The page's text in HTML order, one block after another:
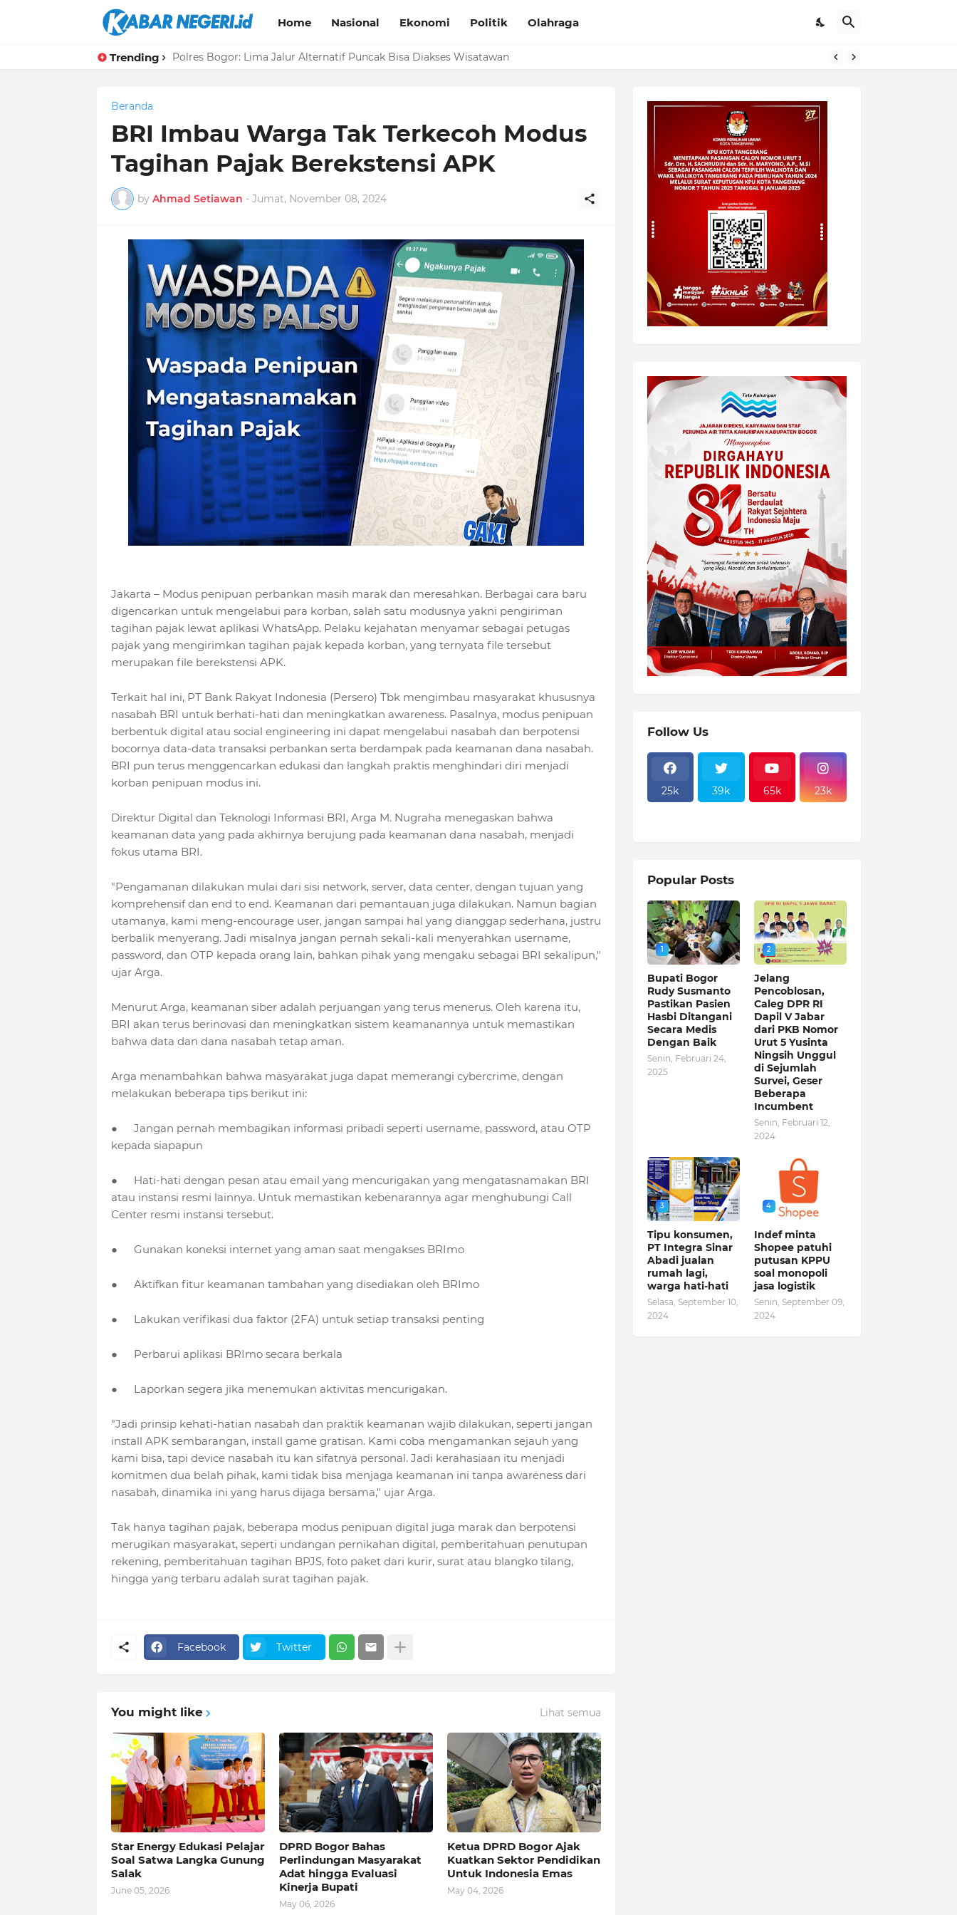
Home Nasional Ekonomi Politik Olahraga
Trending Polres Bogor: Lima Jalur Alternatif Puncak Bisa Diakses Wisatawan
Beranda
BRI Imbau Warga Tak Terkecoh Modus
Tagihan Pajak Berekstensi APK
by Ahmad Setiawan - Jumat, November 08, 2024
Jakarta – Modus penipuan perbankan masih marak dan meresahkan. Berbagai cara baru
digencarkan untuk mengelabui para korban, salah satu modusnya yakni pengiriman
tagihan pajak lewat aplikasi WhatsApp. Pelaku kejahatan menyamar sebagai petugas
pajak yang mengirimkan tagihan pajak kepada korban, yang ternyata file tersebut
merupakan file berekstensi APK.
Terkait hal ini, PT Bank Rakyat Indonesia (Persero) Tbk mengimbau masyarakat khususnya
nasabah BRI untuk berhati-hati dan meningkatkan awareness. Pasalnya, modus penipuan
berbentuk digital atau social engineering ini dapat mengelabui nasabah dan berpotensi
bocornya data-data transaksi perbankan serta berdampak pada keamanan dana nasabah.
BRI pun terus menggencarkan edukasi dan langkah praktis menghindari diri menjadi
korban penipuan modus ini.
Direktur Digital dan Teknologi Informasi BRI, Arga M. Nugraha menegaskan bahwa
keamanan data yang pada akhirnya berujung pada keamanan dana nasabah, menjadi
fokus utama BRI.
"Pengamanan dilakukan mulai dari sisi network, server, data center, dengan tujuan yang
komprehensif dan end to end. Keamanan dari pemantauan juga dilakukan. Namun bagian
utamanya, kami meng-encourage user, jangan sampai hal yang dianggap sederhana, justru
berbalik menyerang. Jadi misalnya jangan pernah sekali-kali menyerahkan username,
password, dan OTP kepada orang lain, bahkan pihak yang mengaku sebagai BRI sekalipun,"
ujar Arga.
Menurut Arga, keamanan siber adalah perjuangan yang terus menerus. Oleh karena itu,
BRI akan terus berinovasi dan meningkatkan sistem keamanannya untuk memastikan
bahwa data dan dana nasabah tetap aman.
Arga menambahkan bahwa masyarakat juga dapat memerangi cybercrime, dengan
melakukan beberapa tips berikut ini:
●
Jangan pernah membagikan informasi pribadi seperti username, password, atau OTP
kepada siapapun
●
Hati-hati dengan pesan atau email yang mencurigakan yang mengatasnamakan BRI
atau instansi resmi lainnya. Untuk memastikan kebenarannya agar menghubungi Call
Center resmi instansi tersebut.
● Gunakan koneksi internet yang aman saat mengakses BRImo
● Aktifkan fitur keamanan tambahan yang disediakan oleh BRImo
● Lakukan verifikasi dua faktor (2FA) untuk setiap transaksi penting
● Perbarui aplikasi BRImo secara berkala
● Laporkan segera jika menemukan aktivitas mencurigakan.
"Jadi prinsip kehati-hatian nasabah dan praktik keamanan wajib dilakukan, seperti jangan
install APK sembarangan, install game gratisan. Kami coba mengamankan sejauh yang
kami bisa, tapi device nasabah itu kan sifatnya personal. Jadi kerahasiaan itu menjadi
komitmen dua belah pihak, kami tidak bisa menjaga keamanan ini tanpa awareness dari
nasabah, dinamika ini yang harus dijaga bersama," ujar Arga.
Tak hanya tagihan pajak, beberapa modus penipuan digital juga marak dan berpotensi
merugikan masyarakat, seperti undangan pernikahan digital, pemberitahuan penutupan
rekening, pemberitahuan tagihan BPJS, foto paket dari kurir, surat atau blangko tilang,
hingga yang terbaru adalah surat tagihan pajak.
Facebook Twitter
You might like Lihat semua
Star Energy Edukasi Pelajar
Soal Satwa Langka Gunung
Salak
June 05, 2026
DPRD Bogor Bahas
Perlindungan Masyarakat
Adat hingga Evaluasi
Kinerja Bupati
May 06, 2026
Ketua DPRD Bogor Ajak
Kuatkan Sektor Pendidikan
Untuk Indonesia Emas
May 04, 2026
Follow Us
25k 39k 65k 23k
Popular Posts
1
Bupati Bogor
Rudy Susmanto
Pastikan Pasien
Hasbi Ditangani
Secara Medis
Dengan Baik
Senin, Februari 24,
2025
2
Jelang
Pencoblosan,
Caleg DPR RI
Dapil V Jabar
dari PKB Nomor
Urut 5 Yusinta
Ningsih Unggul
di Sejumlah
Survei, Geser
Beberapa
Incumbent
Senin, Februari 12,
2024
3
Tipu konsumen,
PT Integra Sinar
Abadi jualan
rumah lagi,
warga hati-hati
Selasa, September 10,
2024
4
Indef minta
Shopee patuhi
putusan KPPU
soal monopoli
jasa logistik
Senin, September 09,
2024